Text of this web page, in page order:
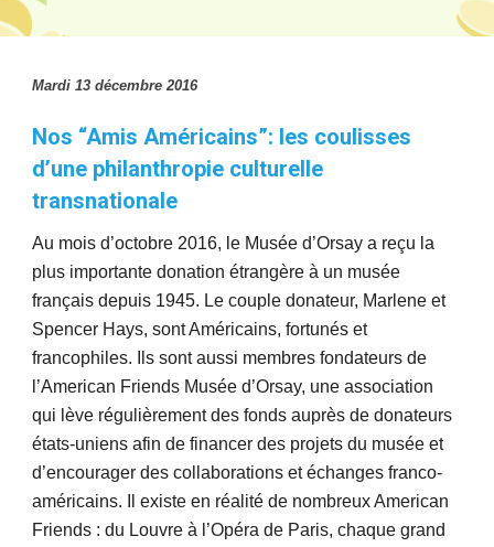
Mardi 13 décembre 2016
Nos “Amis Américains”: les coulisses
d’une philanthropie culturelle
transnationale
Au mois d’octobre 2016, le Musée d’Orsay a reçu la
plus importante donation étrangère à un musée
français depuis 1945. Le couple donateur, Marlene et
Spencer Hays, sont Américains, fortunés et
francophiles. Ils sont aussi membres fondateurs de
l’American Friends Musée d’Orsay, une association
qui lève régulièrement des fonds auprès de donateurs
états-uniens afin de financer des projets du musée et
d’encourager des collaborations et échanges franco-
américains. Il existe en réalité de nombreux American
Friends : du Louvre à l’Opéra de Paris, chaque grand